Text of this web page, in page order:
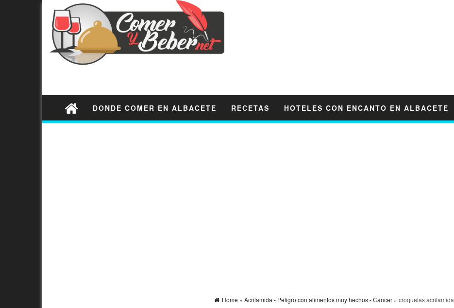
DONDE COMER EN ALBACETE RECETAS HOTELES CON ENCANTO EN ALBACETE
Home » Acrilamida - Peligro con alimentos muy hechos - Cáncer» croquetas acrilamida